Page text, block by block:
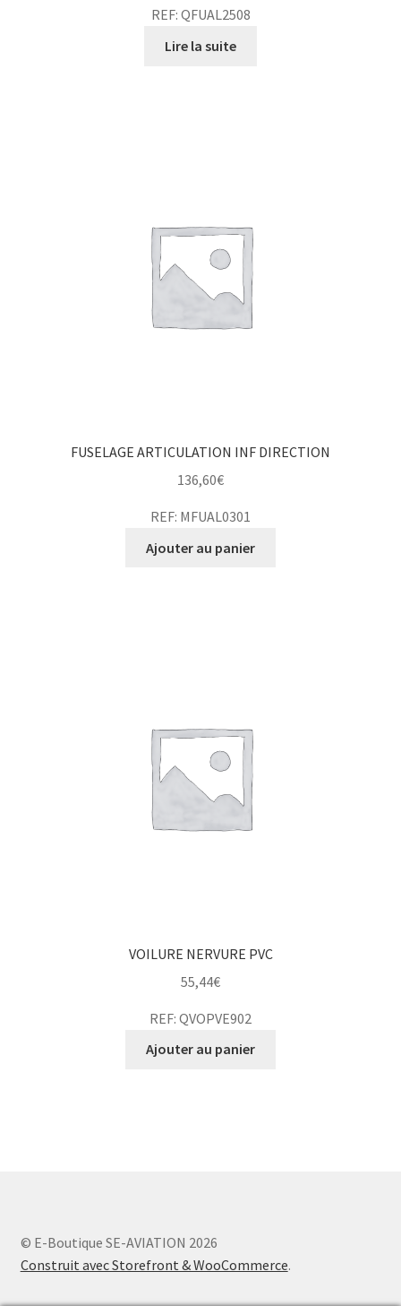
REF: QFUAL2508
Lire la suite
FUSELAGE ARTICULATION INF DIRECTION
136,60€
REF: MFUAL0301
Ajouter au panier
VOILURE NERVURE PVC
55,44€
REF: QVOPVE902
Ajouter au panier
© E-Boutique SE-AVIATION 2026
Construit avec Storefront & WooCommerce.